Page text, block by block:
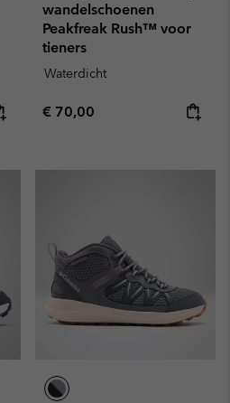
wandelschoenen
Peakfreak Rush™ voor
tieners
Waterdicht
Regular price:
€ 70,00